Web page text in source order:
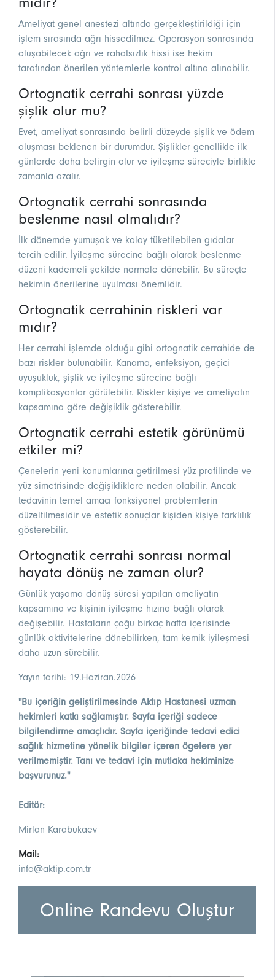
Ameliyat genel anestezi altında gerçekleştirildiği için
işlem sırasında ağrı hissedilmez. Operasyon sonrasında
oluşabilecek ağrı ve rahatsızlık hissi ise hekim
tarafından önerilen yöntemlerle kontrol altına alınabilir.
Ortognatik cerrahi sonrası yüzde
şişlik olur mu?
Evet, ameliyat sonrasında belirli düzeyde şişlik ve ödem
oluşması beklenen bir durumdur. Şişlikler genellikle ilk
günlerde daha belirgin olur ve iyileşme süreciyle birlikte
zamanla azalır.
Ortognatik cerrahi sonrasında
beslenme nasıl olmalıdır?
İlk dönemde yumuşak ve kolay tüketilebilen gıdalar
tercih edilir. İyileşme sürecine bağlı olarak beslenme
düzeni kademeli şekilde normale dönebilir. Bu süreçte
hekimin önerilerine uyulması önemlidir.
Ortognatik cerrahinin riskleri var
mıdır?
Her cerrahi işlemde olduğu gibi ortognatik cerrahide de
bazı riskler bulunabilir. Kanama, enfeksiyon, geçici
uyuşukluk, şişlik ve iyileşme sürecine bağlı
komplikasyonlar görülebilir. Riskler kişiye ve ameliyatın
kapsamına göre değişiklik gösterebilir.
Ortognatik cerrahi estetik görünümü
etkiler mi?
Çenelerin yeni konumlarına getirilmesi yüz profilinde ve
yüz simetrisinde değişikliklere neden olabilir. Ancak
tedavinin temel amacı fonksiyonel problemlerin
düzeltilmesidir ve estetik sonuçlar kişiden kişiye farklılık
gösterebilir.
Ortognatik cerrahi sonrası normal
hayata dönüş ne zaman olur?
Günlük yaşama dönüş süresi yapılan ameliyatın
kapsamına ve kişinin iyileşme hızına bağlı olarak
değişebilir. Hastaların çoğu birkaç hafta içerisinde
günlük aktivitelerine dönebilirken, tam kemik iyileşmesi
daha uzun sürebilir.
Yayın tarihi: 19.Haziran.2026
"Bu içeriğin geliştirilmesinde Aktıp Hastanesi uzman
hekimleri katkı sağlamıştır. Sayfa içeriği sadece
bilgilendirme amaçlıdır. Sayfa içeriğinde tedavi edici
sağlık hizmetine yönelik bilgiler içeren ögelere yer
verilmemiştir. Tanı ve tedavi için mutlaka hekiminize
başvurunuz."
Editör:
Mirlan Karabukaev
Mail:
info@aktip.com.tr
Online Randevu Oluştur